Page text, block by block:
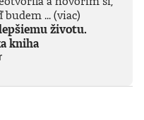
budem ...(viac)
životu.
kniha